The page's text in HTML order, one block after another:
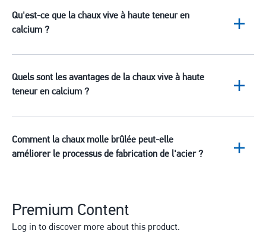
Qu'est-ce que la chaux vive à haute teneur en
calcium ?
Quels sont les avantages de la chaux vive à haute
teneur en calcium ?
Comment la chaux molle brûlée peut-elle
améliorer le processus de fabrication de l'acier ?
Premium Content
Log in to discover more about this product.